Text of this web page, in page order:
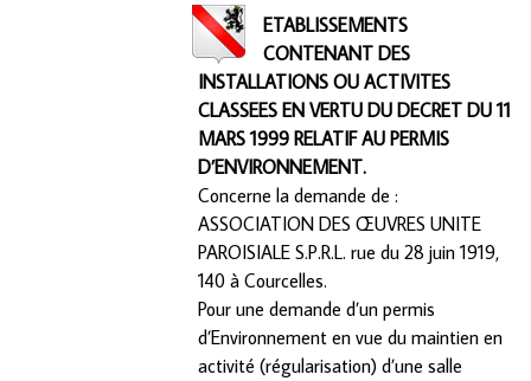
ETABLISSEMENTS
CONTENANT DES
INSTALLATIONS OU ACTIVITES
CLASSEES EN VERTU DU DECRET DU 11
MARS 1999 RELATIF AU PERMIS
D’ENVIRONNEMENT.
Concerne la demande de :
ASSOCIATION DES ŒUVRES UNITE
PAROISIALE S.P.R.L. rue du 28 juin 1919,
140 à Courcelles.
Pour une demande d’un permis
d’Environnement en vue du maintien en
activité (régularisation) d’une salle